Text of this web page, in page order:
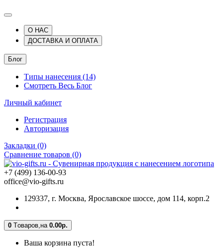
О НАС
ДОСТАВКА И ОПЛАТА
Блог
Типы нанесения (14)
Смотреть Весь Блог
Личный кабинет
Регистрация
Авторизация
Закладки (0)
Сравнение товаров (0)
+7 (499) 136-00-93
office@vio-gifts.ru
129337, г. Москва, Ярославское шоссе, дом 114, корп.2
0 Tоваров,на 0.00р.
Ваша корзина пуста!